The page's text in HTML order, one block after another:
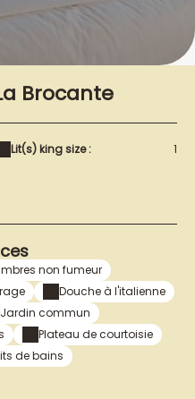
Brocante
Lit(s) king size : 1
non fumeur
Douche à l'italienne
Jardin commun
Plateau de courtoisie
de bains